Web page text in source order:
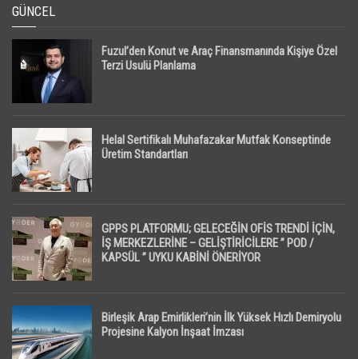
GÜNCEL
Fuzul’den Konut ve Araç Finansmanında Kişiye Özel
Terzi Usulü Planlama
Helal Sertifikalı Muhafazakar Mutfak Konseptinde
Üretim Standartları
GPPS PLATFORMU; GELECEĞİN OFİS TRENDİ İÇİN,
İŞ MERKEZLERİNE – GELİŞTİRİCİLERE ” POD /
KAPSÜL ” UYKU KABİNİ ÖNERİYOR
Birleşik Arap Emirlikleri’nin İlk Yüksek Hızlı Demiryolu
Projesine Kalyon İnşaat İmzası